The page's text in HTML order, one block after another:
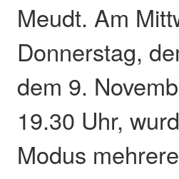
Meudt. Am
Donnerstag,
dem 9.
19.30 Uhr,
Modus